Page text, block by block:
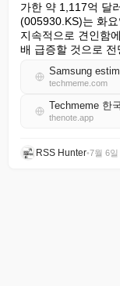
가한 약 1,117억 달
(005930.KS)는 화
지속적으로 견인함
배 급증할 것으로 전
techmeme.com
Techmeme 한
thenote.app
RSS Hunter•7월 6일